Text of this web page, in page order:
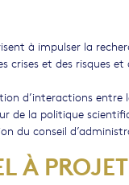
à impulser la
crises et des risques
d’interactions entre
la politique
du conseil
À PROJET